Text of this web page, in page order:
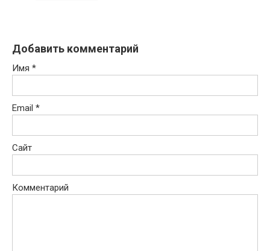
Добавить комментарий
Имя *
Email *
Сайт
Комментарий